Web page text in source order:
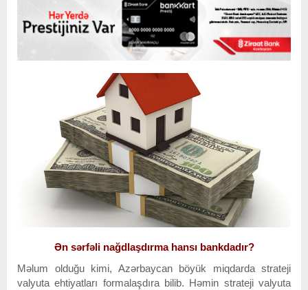
Ən sərfəli nağdlaşdırma hansı bankdadır?
Məlum olduğu kimi, Azərbaycan böyük miqdarda strateji
valyuta ehtiyatları formalaşdıra bilib. Həmin strateji valyuta